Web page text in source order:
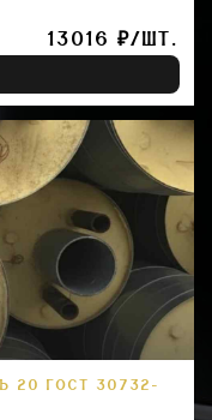
13016 ₽/ШТ.
20 ГОСТ 30732-